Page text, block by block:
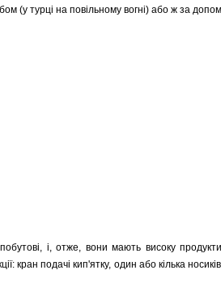
(у турці на повільному вогні) або ж за
і, отже, вони мають високу
кран подачі кип'ятку, один або кілька